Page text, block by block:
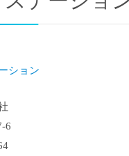
ション
6